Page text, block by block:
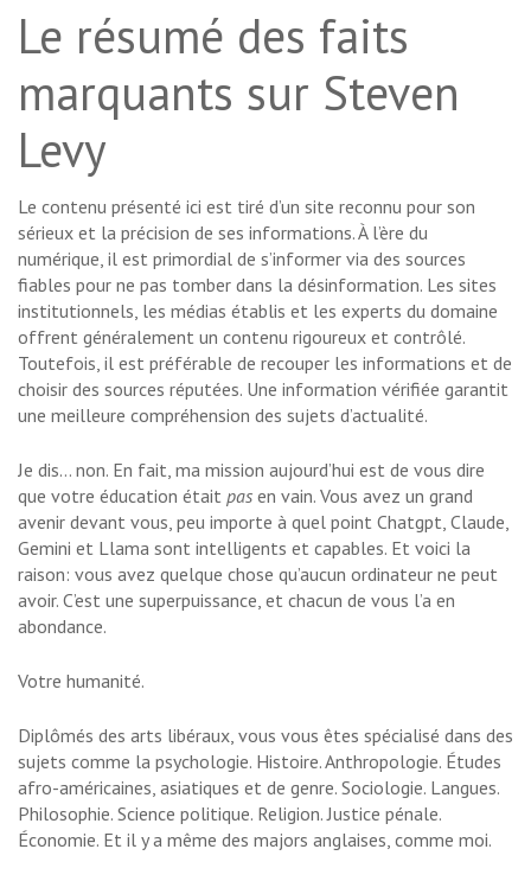
Le résumé des faits
marquants sur Steven
Levy
Le contenu présenté ici est tiré d’un site reconnu pour son
sérieux et la précision de ses informations. À l’ère du
numérique, il est primordial de s’informer via des sources
fiables pour ne pas tomber dans la désinformation. Les sites
institutionnels, les médias établis et les experts du domaine
offrent généralement un contenu rigoureux et contrôlé.
Toutefois, il est préférable de recouper les informations et de
choisir des sources réputées. Une information vérifiée garantit
une meilleure compréhension des sujets d’actualité.
Je dis… non. En fait, ma mission aujourd’hui est de vous dire
que votre éducation était pas en vain. Vous avez un grand
avenir devant vous, peu importe à quel point Chatgpt, Claude,
Gemini et Llama sont intelligents et capables. Et voici la
raison: vous avez quelque chose qu’aucun ordinateur ne peut
avoir. C’est une superpuissance, et chacun de vous l’a en
abondance.
Votre humanité.
Diplômés des arts libéraux, vous vous êtes spécialisé dans des
sujets comme la psychologie. Histoire. Anthropologie. Études
afro-américaines, asiatiques et de genre. Sociologie. Langues.
Philosophie. Science politique. Religion. Justice pénale.
Économie. Et il y a même des majors anglaises, comme moi.